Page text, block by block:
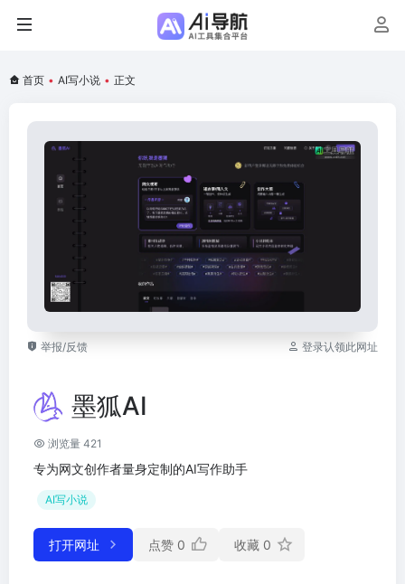
首页 • AI写小说 • 正文
举报/反馈 登录认领此网址
墨狐AI
浏览量 421
专为网文创作者量身定制的AI写作助手
AI写小说
打开网址 点赞 0 收藏 0